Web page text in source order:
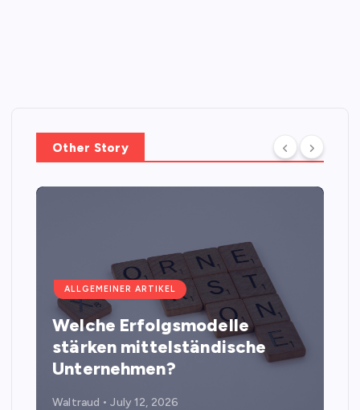
Other Story
ALLGEMEINER ARTIKEL
Welche Erfolgsmodelle
stärken mittelständische
Unternehmen?
Waltraud July 12, 2026